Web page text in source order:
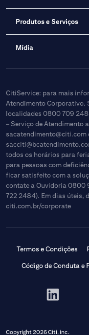
Produtos e Serviços
Mídia
CitiService: para mais
Atendimento Corporativo.
localidades 0800 709
– Serviço de Atendimento
sacatendimento@citi.com
todos os horários para
para pessoas com
ficar satisfeito com a
contate a Ouvidoria 0800
722 2484). Em dias úteis,
citi.com.br/corporate
Termos e Condições
Código de Conduta e
Copyright 2026 Citi, inc.